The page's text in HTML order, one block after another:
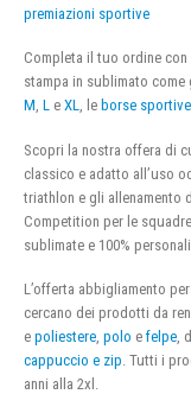
premiazioni sportive
Completa il tuo ordine
stampa in sublimato come
M, L e XL, le borse sportive
Scopri la nostra offera di
classico e adatto all’uso
triathlon e gli allenamento
Competition per le
sublimate e 100%
L’offerta abbigliamento
cercano dei prodotti da
e poliestere polo e felpe
cappuccio e zip . Tutti i
anni alla 2xl.